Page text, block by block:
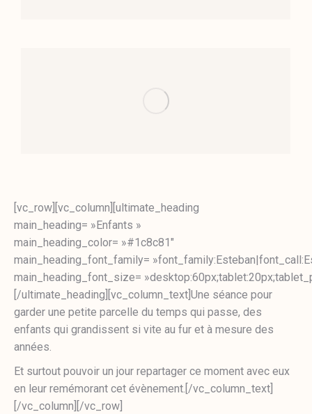
[vc_row][vc_column][ultimate_heading
main_heading= »Enfants »
main_heading_color= »#1c8c81″
main_heading_font_family=
main_heading_font_size=
[/ultimate_heading][vc_column_text]Une séance pour
garder une petite parcelle du temps qui passe, des
enfants qui grandissent si vite au fur et à mesure des
années.
Et surtout pouvoir un jour repartager ce moment avec eux
en leur remémorant cet évènement.[/vc_column_text]
[/vc_column][/vc_row]